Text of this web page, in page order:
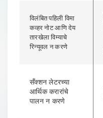
विलंबित पहिली विमा
कव्हर नोट आणि देय
तारखेला विम्याचे
रिन्यूवल न करणे
सँक्शन लेटरच्या
आर्थिक करारांचे
पालन न करणे